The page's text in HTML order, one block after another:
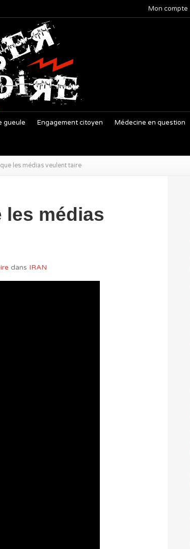
Mon compte
gueule Engagement citoyen Médecine en question
les médias veulent taire
les médias
dans IRAN